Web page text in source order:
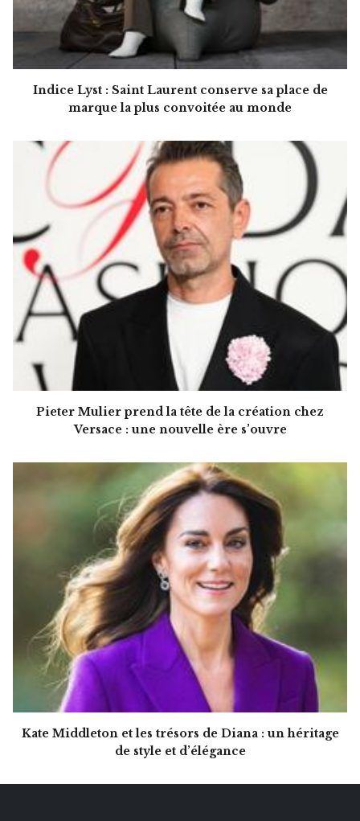
Indice Lyst : Saint Laurent conserve sa place de
marque la plus convoitée au monde
Pieter Mulier prend la tête de la création chez
Versace : une nouvelle ère s’ouvre
Kate Middleton et les trésors de Diana : un héritage
de style et d’élégance